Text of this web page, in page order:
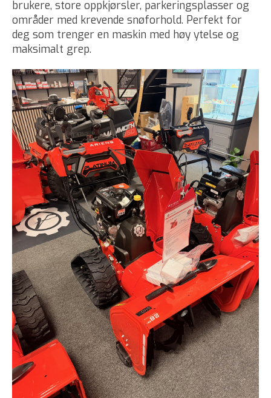
brukere, store oppkjørsler, parkeringsplasser og
områder med krevende snøforhold. Perfekt for
deg som trenger en maskin med høy ytelse og
maksimalt grep.